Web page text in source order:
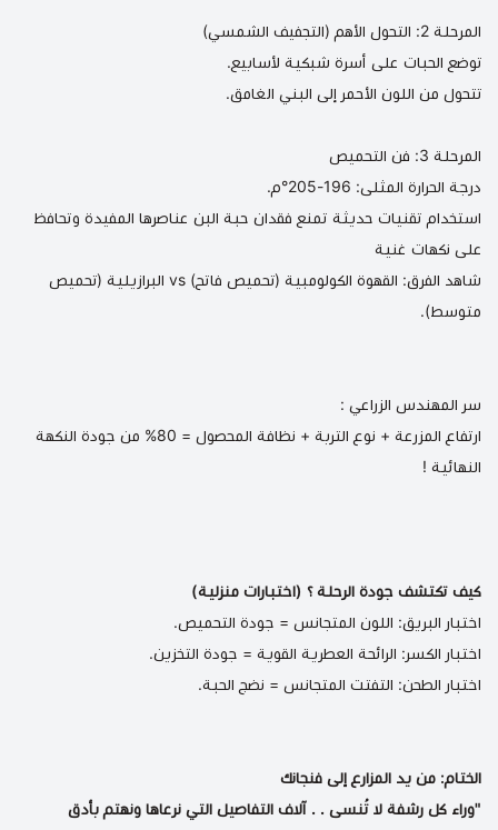
المرحلة 2: التحول الأهم (التجفيف الشمسي)
توضع الحبات على أسرة شبكية لأسابيع.
تتحول من اللون الأحمر إلى البني الغامق.
المرحلة 3: فن التحميص
درجة الحرارة المثلى: 196-205°م.
استخدام تقنيات حديثة تمنع فقدان حبة البن عناصرها المفيدة وتحافظ
على نكهات غنية
شاهد الفرق: القهوة الكولومبية (تحميص فاتح)
البرازيلية (تحميص
متوسط)
سر المهندس الزراعي :
ارتفاع المزرعة + نوع التربة + نظافة المحصول = 80% من جودة النكهة
النهائية !
كيف تكتشف جودة الرحلة ؟ (اختبارات منزلية)
اختبار البريق: اللون المتجانس = جودة التحميص.
اختبار الكسر: الرائحة العطرية القوية = جودة التخزين.
اختبار الطحن: التفتت المتجانس = نضج الحبة.
الختام: من يد المزارع إلى فنجانك
"وراء كل رشفة لا تُنسى . . آلاف التفاصيل التي نرعاها ونهتم بأدق